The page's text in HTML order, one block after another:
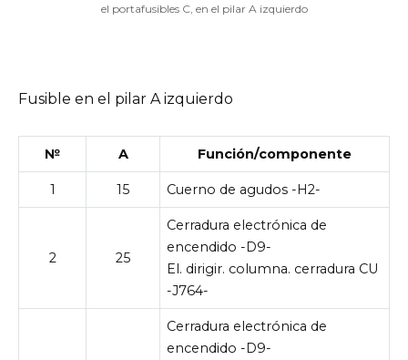
el portafusibles C, en el pilar A izquierdo
Fusible en el pilar A izquierdo
№ A Función/componente
1 15 Cuerno de agudos -H2-
2 25
Cerradura electrónica de
encendido -D9-
El. dirigir. columna. cerradura CU
-J764-
Cerradura electrónica de
encendido -D9-